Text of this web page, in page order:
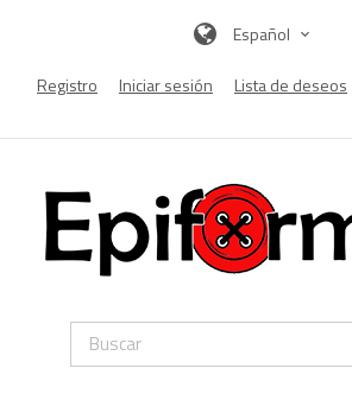
Español
Registro Iniciar sesión Lista de deseos